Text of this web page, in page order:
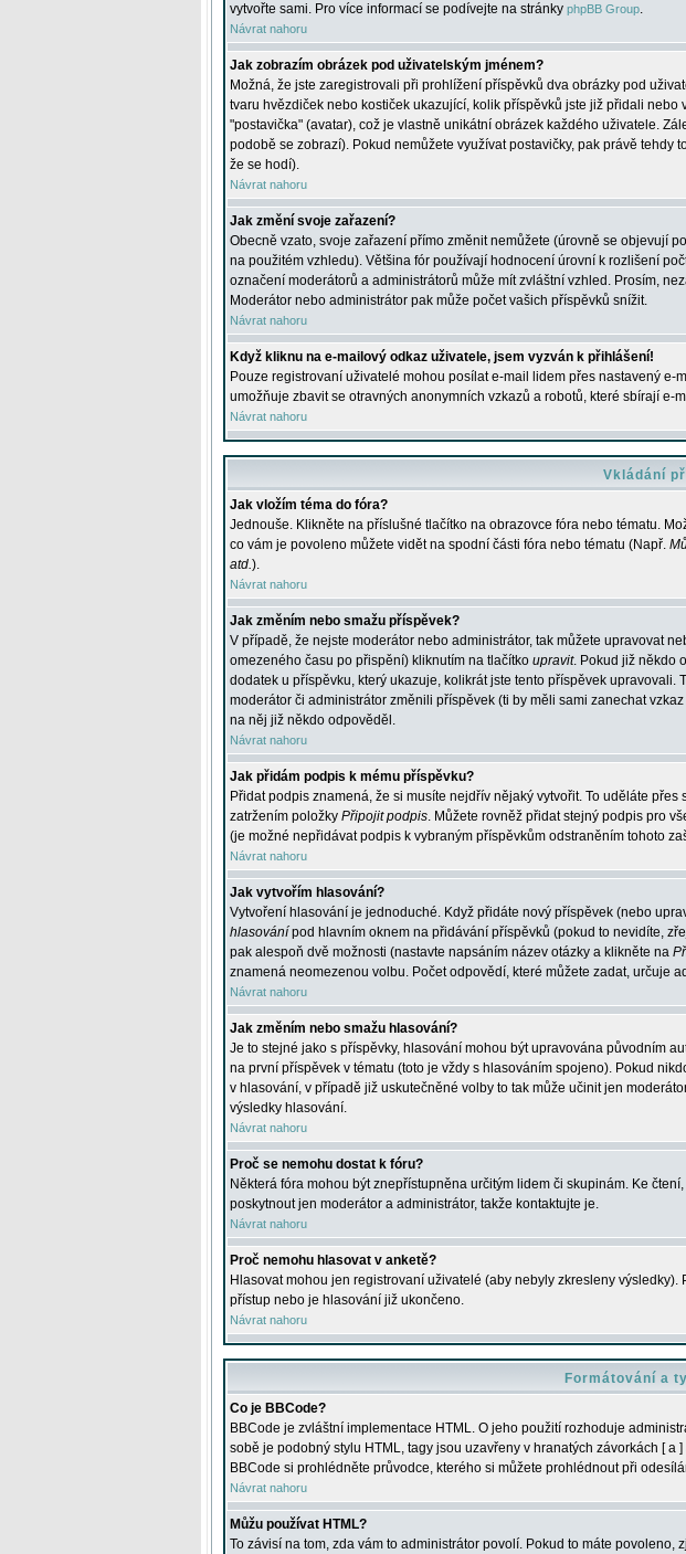
vytvořte sami. Pro více informací se podívejte na stránky phpBB Group.
Návrat nahoru
Jak zobrazím obrázek pod uživatelským jménem?
Možná, že jste zaregistrovali při prohlížení příspěvků dva obrázky pod
tvaru hvězdiček nebo kostiček ukazující, kolik příspěvků jste již přidali
"postavička" (avatar), což je vlastně unikátní obrázek každého uživatele.
podobě se zobrazí). Pokud nemůžete využívat postavičky, pak právě
že se hodí).
Návrat nahoru
Jak změní svoje zařazení?
Obecně vzato, svoje zařazení přímo změnit nemůžete (úrovně se objevují
na použitém vzhledu). Většina fór používají hodnocení úrovní k rozlišení
označení moderátorů a administrátorů může mít zvláštní vzhled. Prosím,
Moderátor nebo administrátor pak může počet vašich příspěvků snížit.
Návrat nahoru
Když kliknu na e-mailový odkaz uživatele, jsem vyzván k přihlášení!
Pouze registrovaní uživatelé mohou posílat e-mail lidem přes nastavený
umožňuje zbavit se otravných anonymních vzkazů a robotů, které sbírají e-
Návrat nahoru
Vkládání
Jak vložím téma do fóra?
Jednouše. Klikněte na příslušné tlačítko na obrazovce fóra nebo tématu.
co vám je povoleno můžete vidět na spodní části fóra nebo tématu (Např.
atd.).
Návrat nahoru
Jak změním nebo smažu příspěvek?
V případě, že nejste moderátor nebo administrátor, tak můžete upravovat
omezeného času po přispění) kliknutím na tlačítko upravit. Pokud již někdo
dodatek u příspěvku, který ukazuje, kolikrát jste tento příspěvek
moderátor či administrátor změnili příspěvek (ti by měli sami zanechat
na něj již někdo odpověděl.
Návrat nahoru
Jak přidám podpis k mému příspěvku?
Přidat podpis znamená, že si musíte nejdřív nějaký vytvořit. To uděláte přes
zatržením položky Připojit podpis. Můžete rovněž přidat stejný podpis pro
(je možné nepřidávat podpis k vybraným příspěvkům odstraněním tohoto
Návrat nahoru
Jak vytvořím hlasování?
Vytvoření hlasování je jednoduché. Když přidáte nový příspěvek (nebo
hlasování pod hlavním oknem na přidávání příspěvků (pokud to nevidíte,
pak alespoň dvě možnosti (nastavte napsáním název otázky a klikněte na
znamená neomezenou volbu. Počet odpovědí, které můžete zadat, určuje
Návrat nahoru
Jak změním nebo smažu hlasování?
Je to stejné jako s příspěvky, hlasování mohou být upravována původním
na první příspěvek v tématu (toto je vždy s hlasováním spojeno). Pokud
v hlasování, v případě již uskutečněné volby to tak může učinit jen
výsledky hlasování.
Návrat nahoru
Proč se nemohu dostat k fóru?
Některá fóra mohou být znepřístupněna určitým lidem či skupinám. Ke
poskytnout jen moderátor a administrátor, takže kontaktujte je.
Návrat nahoru
Proč nemohu hlasovat v anketě?
Hlasovat mohou jen registrovaní uživatelé (aby nebyly zkresleny
přístup nebo je hlasování již ukončeno.
Návrat nahoru
Formátování a
Co je BBCode?
BBCode je zvláštní implementace HTML. O jeho použití rozhoduje
sobě je podobný stylu HTML, tagy jsou uzavřeny v hranatých závorkách [
BBCode si prohlédněte průvodce, kterého si můžete prohlédnout při
Návrat nahoru
Můžu používat HTML?
To závisí na tom, zda vám to administrátor povolí. Pokud to máte povoleno,